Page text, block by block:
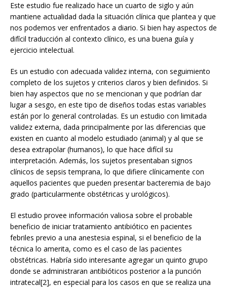
Este estudio fue realizado hace un cuarto de siglo y aún
mantiene actualidad dada la situación clínica que plantea y que
nos podemos ver enfrentados a diario. Si bien hay aspectos de
difícil traducción al contexto clínico, es una buena guía y
ejercicio intelectual.
Es un estudio con adecuada validez interna, con seguimiento
completo de los sujetos y criterios claros y bien definidos. Si
bien hay aspectos que no se mencionan y que podrían dar
lugar a sesgo, en este tipo de diseños todas estas variables
están por lo general controladas. Es un estudio con limitada
validez externa, dada principalmente por las diferencias que
existen en cuanto al modelo estudiado (animal) y al que se
desea extrapolar (humanos), lo que hace difícil su
interpretación. Además, los sujetos presentaban signos
clínicos de sepsis temprana, lo que difiere clínicamente con
aquellos pacientes que pueden presentar bacteremia de bajo
grado (particularmente obstétricas y urológicos).
El estudio provee información valiosa sobre el probable
beneficio de iniciar tratamiento antibiótico en pacientes
febriles previo a una anestesia espinal, si el beneficio de la
técnica lo amerita, como es el caso de las pacientes
obstétricas. Habría sido interesante agregar un quinto grupo
donde se administraran antibióticos posterior a la punción
intratecal[2], en especial para los casos en que se realiza una